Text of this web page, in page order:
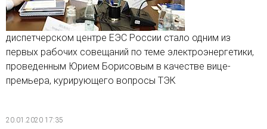
диспетчерском центре ЕЭС России стало одним из
первых рабочих совещаний по теме электроэнергетики,
проведенным Юрием Борисовым в качестве вице-
премьера, курирующего вопросы ТЭК
20.01.2020 17:35